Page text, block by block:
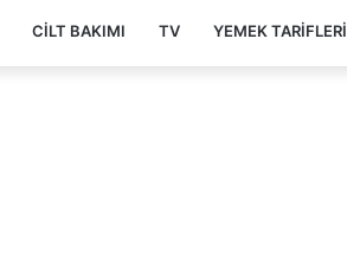
CILT BAKIMI TV YEMEK TARIFLERI